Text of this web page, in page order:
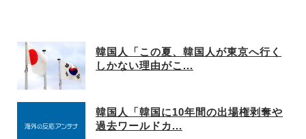
韓国人「この夏、韓国人が東京へ行く
しかない理由がこ...
韓国人「韓国に10年間の出場権剥奪や
過去ワールドカ...